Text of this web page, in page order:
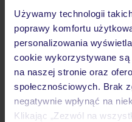
Używamy technologii
poprawy komfortu
personalizowania
cookie wykorzystywane
na naszej stronie oraz
społecznościowych. Brak
negatywnie wpłynąć na
Klikając „Zezwól na
Hotel
Opinie
Pokoje